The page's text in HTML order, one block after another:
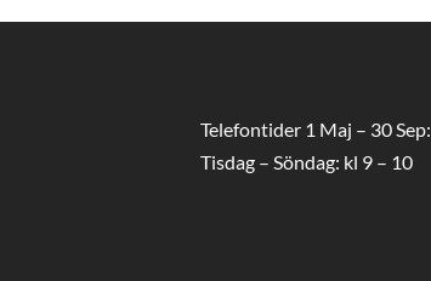
Telefontider 1 Maj – 30 Sep:
Tisdag – Söndag: kl 9 – 10